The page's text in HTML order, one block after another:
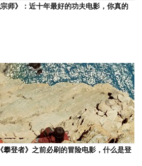
师》：近十年最好的功夫电影，你真的
攀登者》之前必刷的冒险电影，什么是登